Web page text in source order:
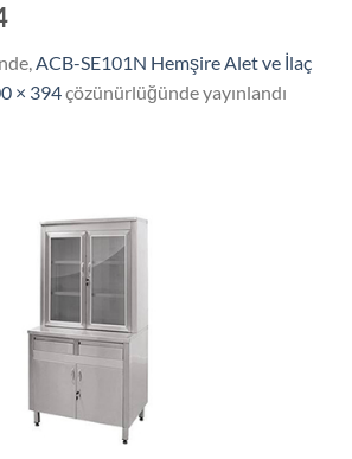
ACB-SE101N Hemşire Alet ve İlaç
× 394çözünürlüğünde yayınlandı